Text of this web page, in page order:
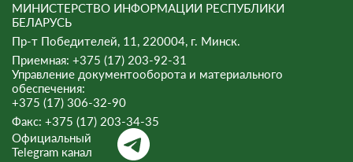
МИНИСТЕРСТВО ИНФОРМАЦИИ РЕСПУБЛИКИ
БЕЛАРУСЬ
Пр-т Победителей, 11, 220004, г. Минск.
Приемная: +375 (17) 203-92-31
Управление документооборота и материального
обеспечения:
+375 (17) 306-32-90
Факс: +375 (17) 203-34-35
Официальный
Telegram канал